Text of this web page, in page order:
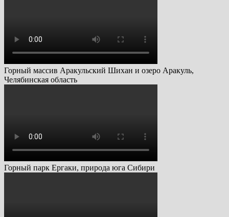
Горный массив Аракульский Шихан и озеро Аракуль,
Челябинская область
Горный парк Ергаки, природа юга Сибири